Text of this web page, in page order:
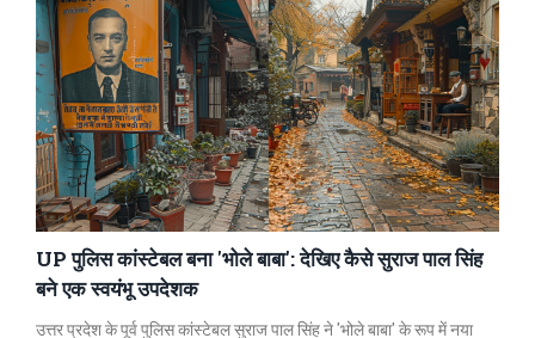
UP पुलिस कांस्टेबल बना 'भोले बाबा': देखिए कैसे सुराज पाल सिंह
बने एक स्वयंभू उपदेशक
उत्तर प्रदेश के पूर्व पुलिस कांस्टेबल सुराज पाल सिंह ने 'भोले बाबा' के रूप में नया